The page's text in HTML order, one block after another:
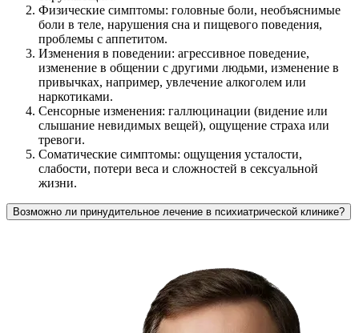
Физические симптомы: головные боли, необъяснимые
боли в теле, нарушения сна и пищевого поведения,
проблемы с аппетитом.
Изменения в поведении: агрессивное поведение,
изменение в общении с другими людьми, изменение в
привычках, например, увлечение алкоголем или
наркотиками.
Сенсорные изменения: галлюцинации (видение или
слышание невидимых вещей), ощущение страха или
тревоги.
Соматические симптомы: ощущения усталости,
слабости, потери веса и сложностей в сексуальной
жизни.
Возможно ли принудительное лечение в психиатрической клинике?